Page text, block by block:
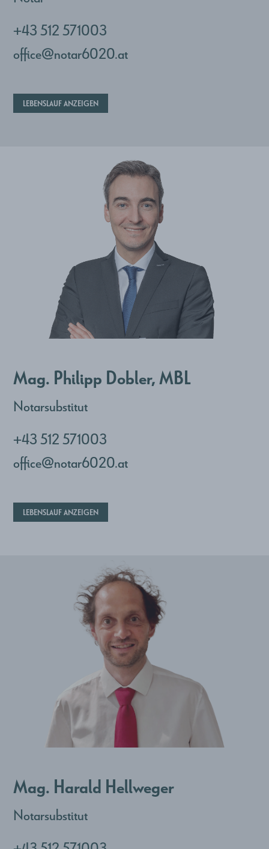
+43 512 571003
office@notar6020.at
LEBENSLAUF ANZEIGEN
Mag. Philipp Dobler, MBL
Notarsubstitut
+43 512 571003
office@notar6020.at
LEBENSLAUF ANZEIGEN
Mag. Harald Hellweger
Notarsubstitut